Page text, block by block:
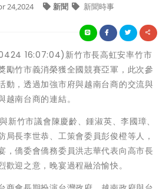
24,2024 新聞 新聞時事
16:07:04)新竹市長高虹安率竹市
勵竹市義消榮獲全國競賽亞軍，此次參
動，透過加強市府與越南台商的交流與
南台商的連結。
竹市議會陳慶齡、鍾淑英、李國璋、
局長李世恭、工策會委員彭俊橙等人，
，僑委會僑務委員洪志華代表向高市長
歡迎之意，晚宴過程融洽愉快。